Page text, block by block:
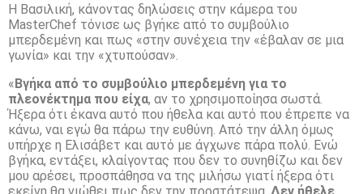
Η Βασιλική, κάνοντας δηλώσεις στην κάμερα του
MasterChef τόνισε ως βγήκε από το συμβούλιο
μπερδεμένη και πως «στην συνέχεια την «έβαλαν σε μια
γωνία» και την «χτυπούσαν».
«Βγήκα από το συμβούλιο μπερδεμένη για το
πλεονέκτημα που είχα, αν το χρησιμοποίησα σωστά.
Ήξερα ότι έκανα αυτό που ήθελα και αυτό που έπρεπε να
κάνω, ναι εγώ θα πάρω την ευθύνη. Από την άλλη όμως
υπήρχε η Ελισάβετ και αυτό με άγχωνε πάρα πολύ. Ενώ
βγήκα, εντάξει, κλαίγοντας που δεν το συνηθίζω και δεν
μου αρέσει, προσπάθησα να της μιλήσω γιατί ήξερα ότι